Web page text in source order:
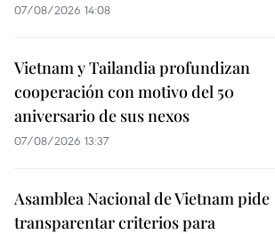
07/08/2026 14:08
Vietnam y Tailandia profundizan
cooperación con motivo del 50
aniversario de sus nexos
07/08/2026 13:37
Asamblea Nacional de Vietnam pide
transparentar criterios para